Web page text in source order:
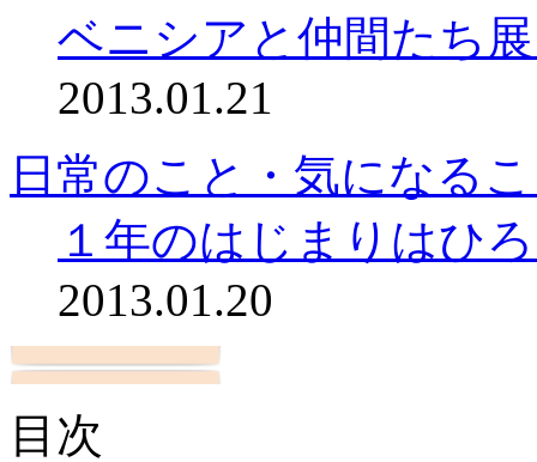
ベニシアと仲間たち
2013.01.21
日常のこと・気になる
１年のはじまりはひ
2013.01.20
目次